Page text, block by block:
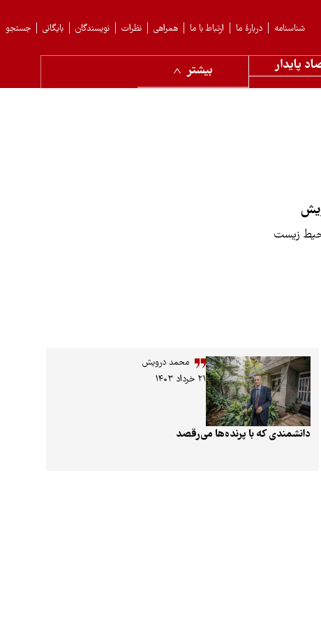
جستجو بایگانی نویسندگان نظرات همراهی ارتباط با ما دربارهٔ ما شناسنامه
پایدار بیشتر
زیست
محمد درویش
۲۱ خرداد ۱۴۰۳
دانشمندی که با پرنده‌ها می‌رقصد